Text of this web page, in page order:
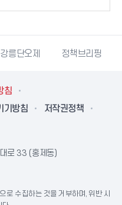
강릉단오제 정책브리핑
침
기방침
저작권정책
로 33 (홍제동)
로 수집하는 것을 거부하며, 위반 시